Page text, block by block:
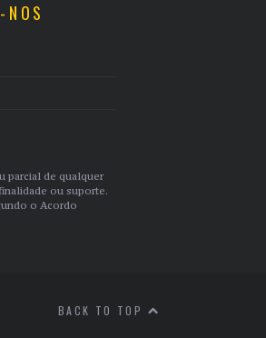
NOS
parcial de qualquer
ou suporte.
o Acordo
BACK TO TOP